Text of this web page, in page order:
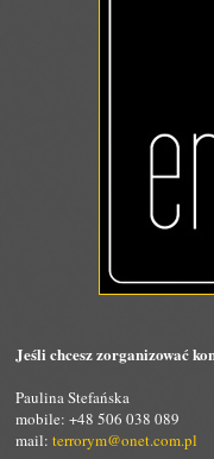
Jeśli chcesz zorganizować
Paulina Stefańska
mobile: +48 506 038 089
mail: terrorym@onet.com.pl